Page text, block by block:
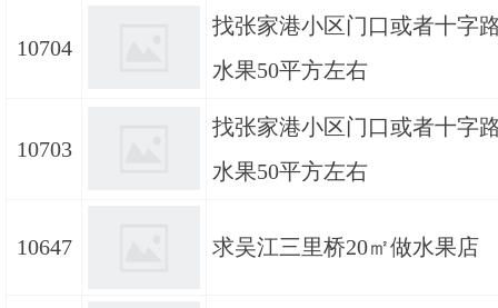
10704
找张家港小区门口或者十字
水果50平方左右
10703
找张家港小区门口或者十字
水果50平方左右
10647 求吴江三里桥20㎡做水果店